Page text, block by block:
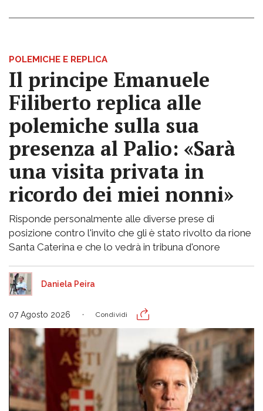
POLEMICHE E REPLICA
Il principe Emanuele
Filiberto replica alle
polemiche sulla sua
presenza al Palio: «Sarà
una visita privata in
ricordo dei miei nonni»
Risponde personalmente alle diverse prese di
posizione contro l'invito che gli è stato rivolto da rione
Santa Caterina e che lo vedrà in tribuna d'onore
Daniela Peira
07 Agosto 2026 Condividi